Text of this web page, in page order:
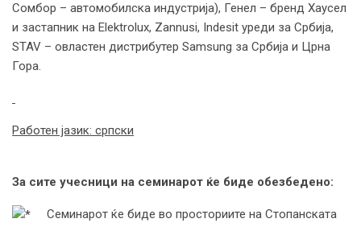
Сомбор – автомобилска индустрија), Генел – бренд Хаусел
и застапник на Elektrolux, Zannusi, Indesit уреди за Србија,
STAV – овластен дистрибутер Samsung за Србија и Црна
Гора.
Работен јазик: српски
За сите учесници на семинарот ќе биде обезбедено:
Семинарот ќе биде во просториите на Стопанската